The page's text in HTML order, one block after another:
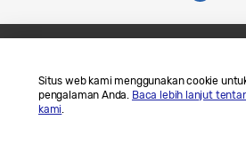
Situs web kami menggunakan cookie
pengalaman Anda. Baca lebih lanjut
kami.
Hubungi Kami
Legal
Privasi